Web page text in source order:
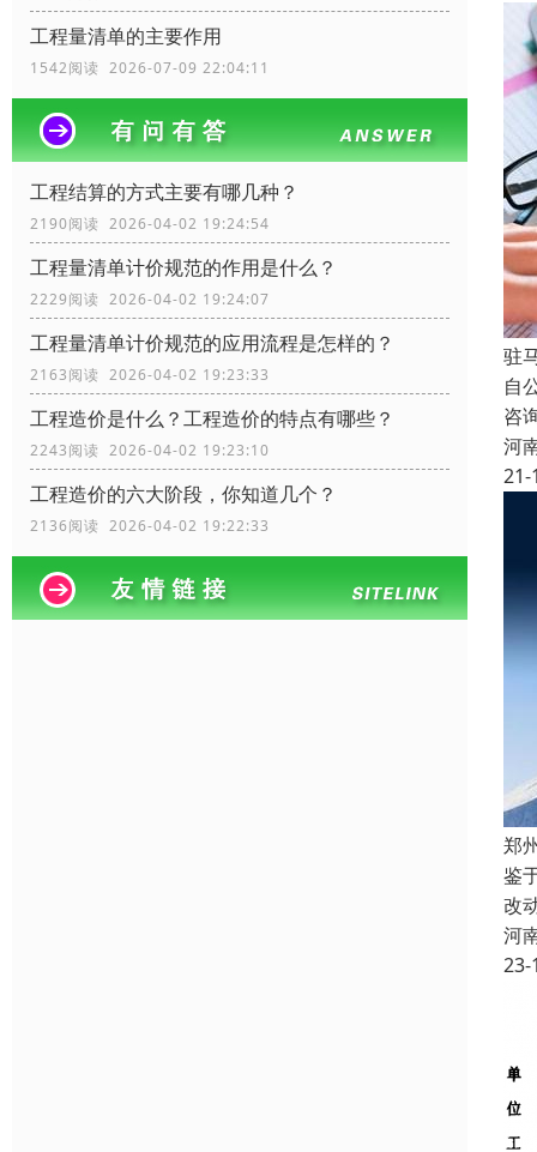
工程量清单的主要作用
1542阅读 2026-07-09 22:04:11
工程结算的方式主要有哪几种？
2190阅读 2026-04-02 19:24:54
工程量清单计价规范的作用是什么？
2229阅读 2026-04-02 19:24:07
工程量清单计价规范的应用流程是怎样的？
2163阅读 2026-04-02 19:23:33
工程造价是什么？工程造价的特点有哪些？
2243阅读 2026-04-02 19:23:10
工程造价的六大阶段，你知道几个？
2136阅读 2026-04-02 19:22:33
驻
自
咨
河
21-
郑
鉴
改
河
23-